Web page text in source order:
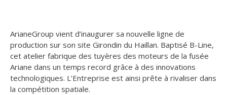
ArianeGroup vient d’inaugurer sa nouvelle ligne de
production sur son site Girondin du Haillan. Baptisé B-Line,
cet atelier fabrique des tuyères des moteurs de la fusée
Ariane dans un temps record grâce à des innovations
technologiques. L’Entreprise est ainsi prête à rivaliser dans
la compétition spatiale.